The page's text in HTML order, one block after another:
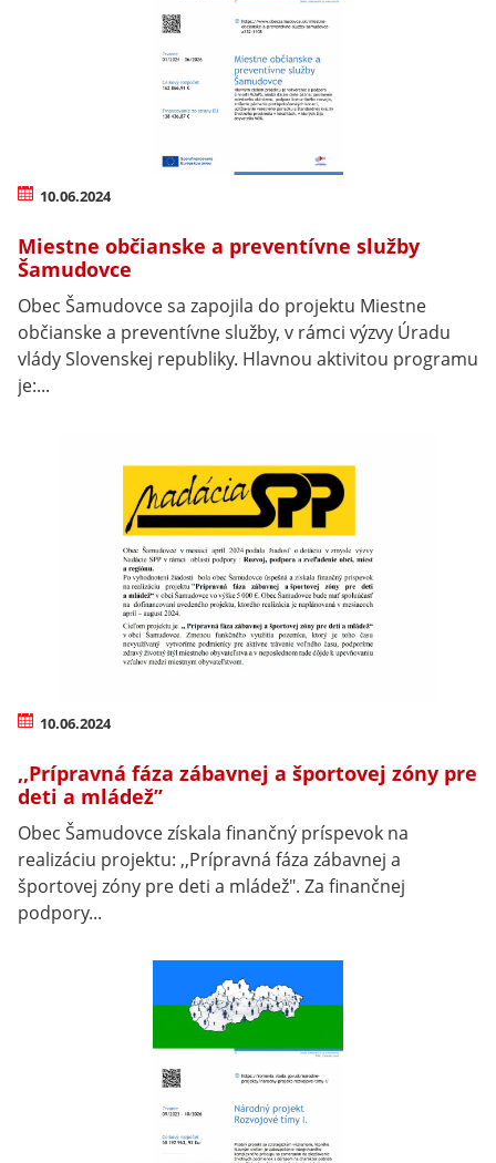
10.06.2024
Miestne občianske a preventívne služby
Šamudovce
Obec Šamudovce sa zapojila do projektu Miestne
občianske a preventívne služby, v rámci výzvy Úradu
vlády Slovenskej republiky. Hlavnou aktivitou programu
je:...
10.06.2024
,,Prípravná fáza zábavnej a športovej zóny pre
deti a mládež’’
Obec Šamudovce získala finančný príspevok na
realizáciu projektu: ,,Prípravná fáza zábavnej a
športovej zóny pre deti a mládež". Za finančnej
podpory...